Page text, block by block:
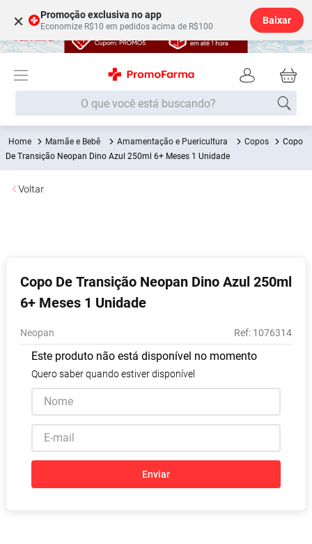
× Promoção exclusiva no app
Economize R$10 em pedidos acima de R$100
Baixar
O que você está buscando?
Mamãe e Bebê Amamentação e Puericultura Copos
Copo
De Transição Neopan Dino Azul 250ml 6+ Meses 1 Unidade
Copo De Transição Neopan Dino Azul 250ml
6+ Meses 1 Unidade
Neopan : 1076314
Este produto não está disponível no momento
Quero saber quando estiver disponível
Enviar
Voltar
Termos mais buscados
1º Fralda
2
6º Shampoo
7º Desodorante
8º
9º Vitamina D
10º Lavitan